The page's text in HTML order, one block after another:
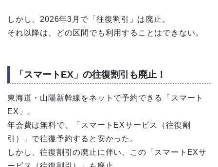
しかし、2026年3月で「往復割引」は廃止。
それ以降は、どの区間でも利用することはできない。
「スマートEX」の往復割引も廃止！
東海道・山陽新幹線をネットで予約できる「スマート
EX」。
年会費は無料で、「スマートEXサービス（往復割
引）」で往復予約すると安かった。
しかし、往復割引の廃止に伴い、この「スマートEXサ